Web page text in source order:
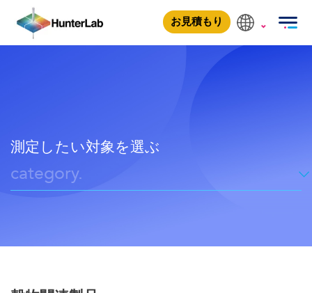
お見積もり
穀物関連製品
穀物関連製品
食品
測定したい対象を選ぶ
category.